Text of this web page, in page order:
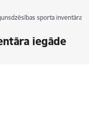
sporta inventāra
iegāde